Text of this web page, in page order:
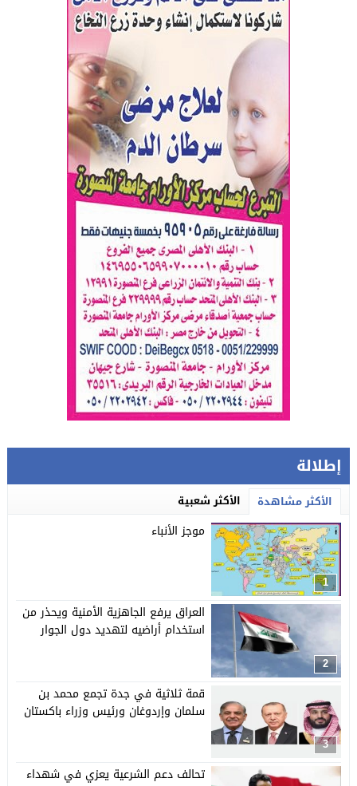
إطلالة
الأكثر مشاهدة الأكثر شعبية
1
موجز الأنباء
2
العراق يرفع الجاهزية الأمنية ويحذر من
استخدام أراضيه لتهديد دول الجوار
3
قمة ثلاثية في جدة تجمع محمد بن
سلمان وإردوغان ورئيس وزراء باكستان
تحالف دعم الشرعية يعزي في شهداء